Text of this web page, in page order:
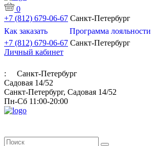
0
+7 (812) 679-06-67 Санкт-Петербург
Как заказать
Программа лояльности
+7 (812) 679-06-67 Санкт-Петербург
Личный кабинет
:
Санкт-Петербург
Садовая 14/52
Санкт-Петербург, Садовая 14/52
Пн-Сб 11:00-20:00